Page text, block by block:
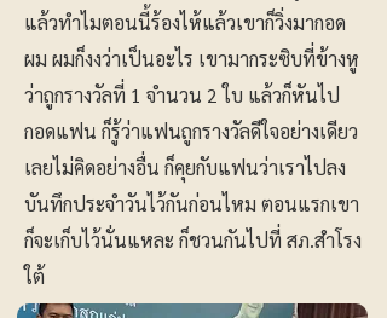
แล้วทำไมตอนนี้ร้องไห้แล้วเขาก็วิ่งมากอด
ผม ผมก็งงว่าเป็นอะไร เขามากระซิบที่ข้างหู
ว่าถูกรางวัลที่ 1 จำนวน 2 ใบ แล้วก็หันไป
กอดแฟน ก็รู้ว่าแฟนถูกรางวัลดีใจอย่างเดียว
เลยไม่คิดอย่างอื่น ก็คุยกับแฟนว่าเราไปลง
บันทึกประจำวันไว้กันก่อนไหม ตอนแรกเขา
ก็จะเก็บไว้นั่นแหละ ก็ชวนกันไปที่ สภ.สำโรง
ใต้